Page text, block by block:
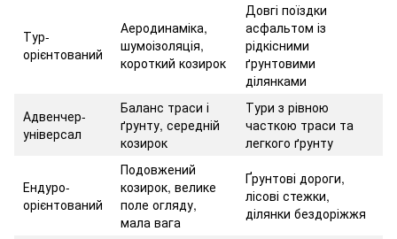
Тур-
орієнтований
Аеродинаміка,
шумоізоляція,
короткий козирок
Довгі поїздки
асфальтом із
рідкісними
ґрунтовими
ділянками
Адвенчер-
універсал
Баланс траси і
ґрунту, середній
козирок
Тури з рівною
часткою траси та
легкого ґрунту
Ендуро-
орієнтований
Подовжений
козирок, велике
поле огляду,
мала вага
Ґрунтові дороги,
лісові стежки,
ділянки бездоріжжя